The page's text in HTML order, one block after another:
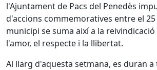
l'Ajuntament de Pacs del Penedès
d'accions commemoratives entre el 25
municipi se suma així a la
l'amor, el respecte i la llibertat.
Al llarg d'aquesta setmana, es duran a